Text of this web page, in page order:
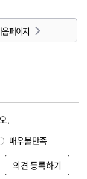
음 페이지
.
매우불만족